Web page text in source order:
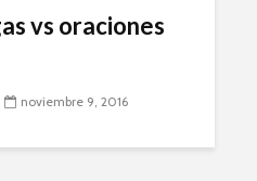
vs oraciones
noviembre 9, 2016